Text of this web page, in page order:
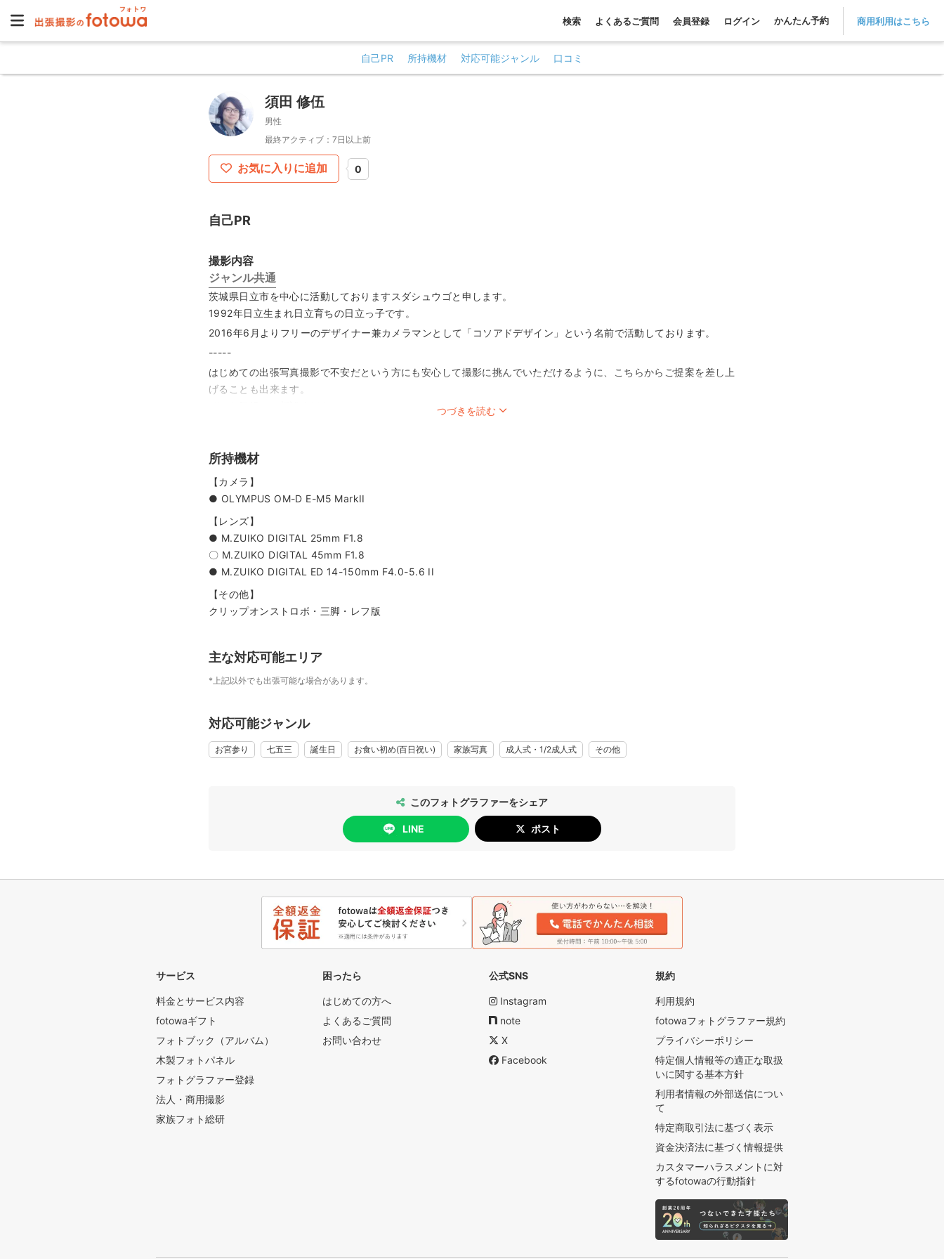
検索 よくあるご質問 会員登録 ログイン かんたん予約 商用利用はこちら
自己PR 所持機材 対応可能ジャンル 口コミ
須田 修伍
男性
最終アクティブ：7日以上前
お気に入りに追加 0
自己PR
撮影内容
ジャンル共通
茨城県日立市を中心に活動しておりますスダシュウゴと申します。
1992年日立生まれ日立育ちの日立っ子です。
2016年6月よりフリーのデザイナー兼カメラマンとして「コソアドデザイン」という名前で活動しております。
-----
はじめての出張写真撮影で不安だという方にも安心して撮影に挑んでいただけるように、こちらからご提案を差し上
げることも出来ます。
・撮影スポットのおすすめはありますか？
・撮影前に準備しておくことはありますか？
-----
※場所によっては外部のカメラマンが入れない施設があります。お手数ですが、ご依頼の際は事前確認のほどよろし
くお願い致します。
つづきを読む
所持機材
【カメラ】
● OLYMPUS OM-D E-M5 MarkII
【レンズ】
● M.ZUIKO DIGITAL 25mm F1.8
〇 M.ZUIKO DIGITAL 45mm F1.8
● M.ZUIKO DIGITAL ED 14-150mm F4.0-5.6 II
【その他】
クリップオンストロボ・三脚・レフ版
主な対応可能エリア
*上記以外でも出張可能な場合があります。
対応可能ジャンル
お宮参り 七五三 誕生日 お食い初め(百日祝い) 家族写真 成人式・1/2成人式 その他
このフォトグラファーをシェア
LINE ポスト
サービス
料金とサービス内容
fotowaギフト
フォトブック（アルバム）
木製フォトパネル
フォトグラファー登録
法人・商用撮影
家族フォト総研
困ったら
はじめての方へ
よくあるご質問
お問い合わせ
公式SNS
Instagram
note
X
Facebook
規約
利用規約
fotowaフォトグラファー規約
プライバシーポリシー
特定個人情報等の適正な取扱
いに関する基本方針
利用者情報の外部送信につい
て
特定商取引法に基づく表示
資金決済法に基づく情報提供
カスタマーハラスメントに対
するfotowaの行動指針